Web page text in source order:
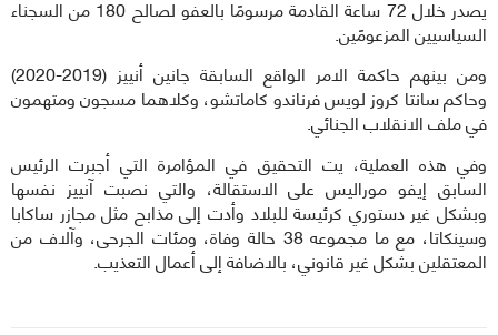
يصدر خلال 72 ساعة القادمة مرسومًا بالعفو لصالح 180 من السجناء
السياسيين المزعومًين.
ومن بينهم حاكمة الامر الواقع السابقة جانين أنييز (2019-2020)
وحاكم سانتا كروز لويس فرناندو كاماتشو، وكلاهما مسجون ومتهمون
في ملف الانقلاب الجنائي.
وفي هذه العملية، يت التحقيق في المؤامرة التي أجبرت الرئيس
السابق إيفو موراليس على الاستقالة، والتي نصبت آنييز نفسها
وبشكل غير دستوري كرئيسة للبلاد وأدت إلى مذابح مثل مجازر ساكابا
وسينكاتا، مع ما مجموعه 38 حالة وفاة، ومئات الجرحى، وآلاف من
المعتقلين بشكل غير قانوني، بالاضافة إلى أعمال التعذيب.